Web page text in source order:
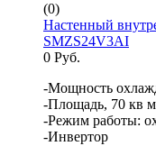
(0)
Настенный
SMZS24V3AI
0 Руб.
-Мощность
-Площадь, 70 кв м
-Режим работы:
-Инвертор